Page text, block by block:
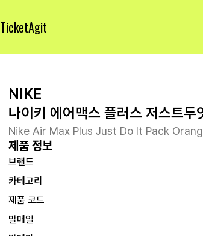
TicketAgit
NIKE
나이키 에어맥스 플러스 저스트두
Nike Air Max Plus Just Do It Pack
제품 정보
브랜드
카테고리
제품 코드
발매일